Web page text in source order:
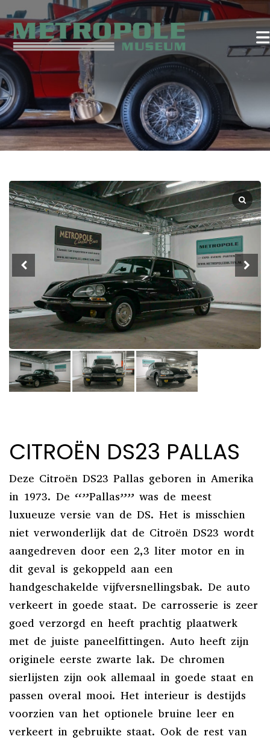
CITROËN DS23 PALLAS
Deze Citroën DS23 Pallas geboren in Amerika
in 1973. De “”Pallas”” was de meest
luxueuze versie van de DS. Het is misschien
niet verwonderlijk dat de Citroën DS23 wordt
aangedreven door een 2,3 liter motor en in
dit geval is gekoppeld aan een
handgeschakelde vijfversnellingsbak. De auto
verkeert in goede staat. De carrosserie is zeer
goed verzorgd en heeft prachtig plaatwerk
met de juiste paneelfittingen. Auto heeft zijn
originele eerste zwarte lak. De chromen
sierlijsten zijn ook allemaal in goede staat en
passen overal mooi. Het interieur is destijds
voorzien van het optionele bruine leer en
verkeert in gebruikte staat. Ook de rest van